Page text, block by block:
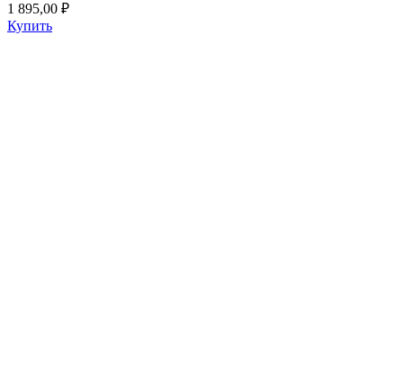
1 895,00 ₽
Купить